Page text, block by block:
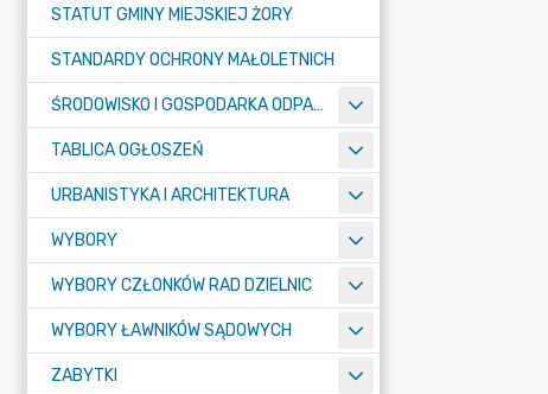
STATUT GMINY MIEJSKIEJ ŻORY
STANDARDY OCHRONY MAŁOLETNICH
ŚRODOWISKO I GOSPODARKA ODPADAMI
TABLICA OGŁOSZEŃ
URBANISTYKA I ARCHITEKTURA
WYBORY
WYBORY CZŁONKÓW RAD DZIELNIC
WYBORY ŁAWNIKÓW SĄDOWYCH
ZABYTKI